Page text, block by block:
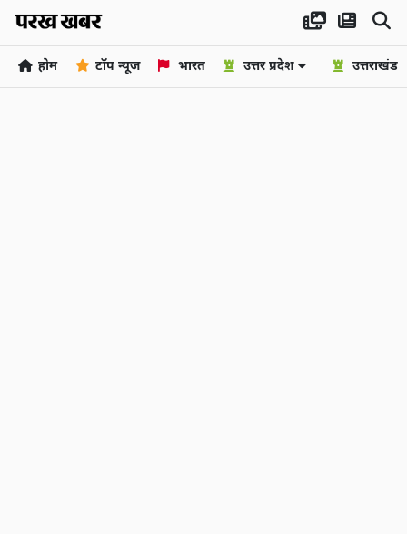
होम टॉप न्यूज भारत उत्तर प्रदेश उत्तराखंड